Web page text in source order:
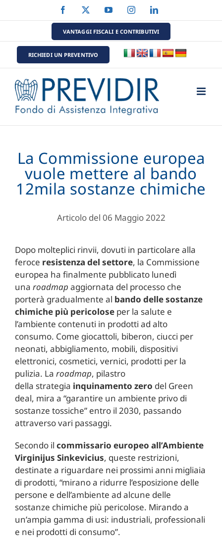
al
Facebook YouTubeInstagramLinkedIn
VANTAGGI FISCALI E CONTRIBUTIVI
RICHIEDI UN PREVENTIVO
La Commissione europea
vuole mettere al bando
12mila sostanze chimiche
Articolo del 06 Maggio 2022
Dopo molteplici rinvii, dovuti in particolare alla
feroce resistenza del settore, la Commissione
europea ha finalmente pubblicato lunedì
una roadmap aggiornata del processo che
porterà gradualmente al bando delle sostanze
chimiche più pericoloseper la salute e
l’ambiente contenuti in prodotti ad alto
consumo. Come giocattoli, biberon, ciucci per
neonati, abbigliamento, mobili, dispositivi
elettronici, cosmetici, vernici, prodotti per la
pulizia. La roadmap, pilastro
della strategia inquinamento zero del Green
deal, mira a “garantire un ambiente privo di
sostanze tossiche” entro il 2030, passando
attraverso vari passaggi.
Secondo il commissario europeo all’Ambiente
Virginijus Sinkevicius, queste restrizioni,
destinate a riguardare nei prossimi anni migliaia
di prodotti, “mirano a ridurre l’esposizione delle
persone e dell’ambiente ad alcune delle
sostanze chimiche più pericolose. Mirando a
un’ampia gamma di usi: industriali, professionali
e nei prodotti di consumo”.